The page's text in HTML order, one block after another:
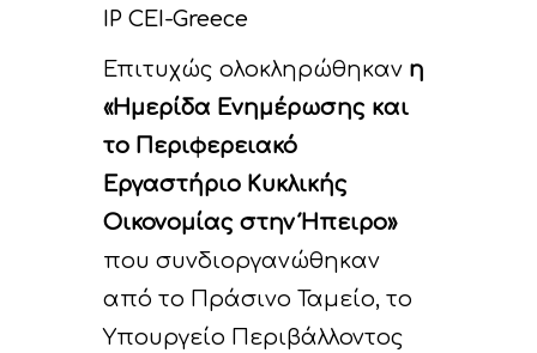
IP CEI-Greece
Επιτυχώς ολοκληρώθηκαν η
«Ημερίδα Ενημέρωσης και
το Περιφερειακό
Εργαστήριο Κυκλικής
Οικονομίας στην Ήπειρο»
που συνδιοργανώθηκαν
από το Πράσινο Ταμείο, το
Υπουργείο Περιβάλλοντος